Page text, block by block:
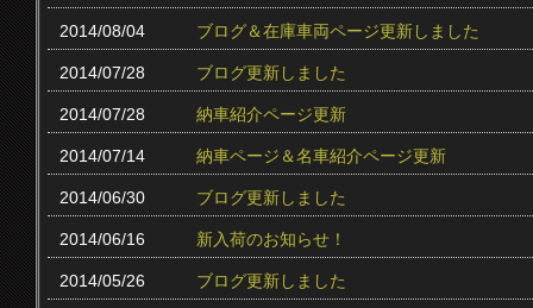
2014/08/04 ブログ＆在庫車両ページ更新しました
2014/07/28 ブログ更新しました
2014/07/28 納車紹介ページ更新
2014/07/14 納車ページ＆名車紹介ページ更新
2014/06/30 ブログ更新しました
2014/06/16 新入荷のお知らせ！
2014/05/26 ブログ更新しました